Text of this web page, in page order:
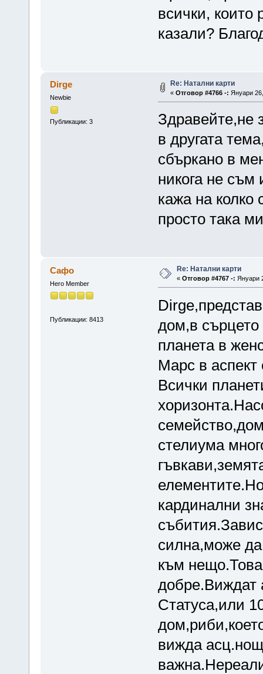
всички, които
казали?
Dirge
Newbie
Публикации: 3
Re: Натални карти
« Отговор #4766 -: Януари
Здравейте,не
в другата
сбъркано в
никога не
кажа на
просто така
Сафо
Hero Member
Публикации: 8413
Re: Натални карти
« Отговор #4767 -: Януари
дом,в
планета в
Марс в
Всички
стелиума
кардинални
силна,може да
към
добре.Виждат
Статуса,или
вижда